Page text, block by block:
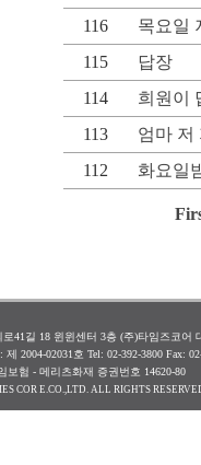
116
목요일
115
답장
114
희원이
113
엄마 저
112
화요일
41길 18 윈윈센터 3층 (주)타임즈코어
2004-02031호 Tel: 02-392-3800 Fax:
보험 - 메리츠화재 증권번호 14620-80
COR E.CO.,LTD. ALL RIGHTS